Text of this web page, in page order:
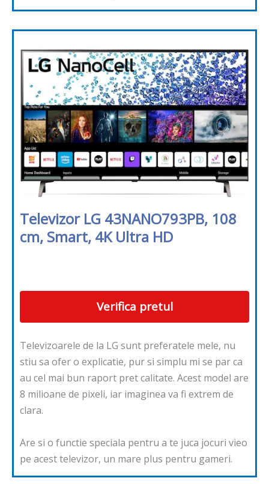
Televizor LG 43NANO793PB, 108
cm, Smart, 4K Ultra HD
Verifica pretul
Televizoarele de la LG sunt preferatele mele, nu
stiu sa ofer o explicatie, pur si simplu mi se par ca
au cel mai bun raport pret calitate. Acest model are
8 milioane de pixeli, iar imaginea va fi extrem de
clara.
Are si o functie speciala pentru a te juca jocuri vieo
pe acest televizor, un mare plus pentru gameri.